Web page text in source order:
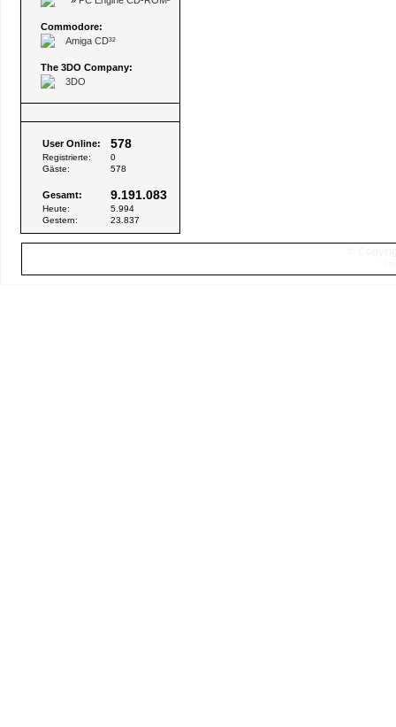
Commodore:
Amiga CD³²
The 3DO Company:
3DO
User Online: 578
Registrierte:
0
Gäste:
578
Gesamt: 9.191.083
Heute:
5.994
Gestern:
23.837